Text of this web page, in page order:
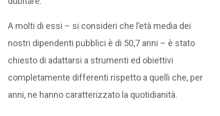
A molti di essi – si consideri che l’età media dei
nostri dipendenti pubblici è di 50,7 anni – è stato
chiesto di adattarsi a strumenti ed obiettivi
completamente differenti rispetto a quelli che, per
anni, ne hanno caratterizzato la quotidianità.